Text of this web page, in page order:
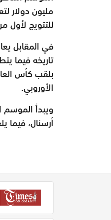
مليون دولار
للتتويج لأول مرة
تاريخه فيما
بلقب كأس
الأوروبي.
ويبدأ الموسم
أرسنال،